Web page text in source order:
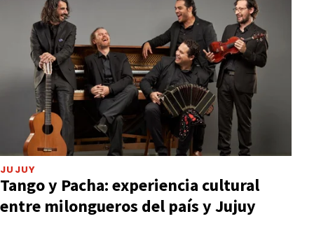
JUJUY
Tango y Pacha: experiencia cultural
entre milongueros del país y Jujuy